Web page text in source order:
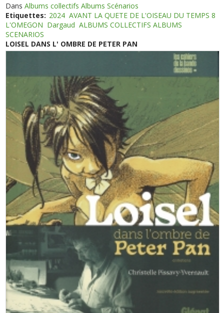
DansAlbums collectifs Albums Scénarios
Etiquettes: 2024 AVANT LA QUETE DE L'OISEAU DU TEMPS 8
L'OMEGON Dargaud ALBUMS COLLECTIFS ALBUMS
SCENARIOS
LOISEL DANS L' OMBRE DE PETER PAN